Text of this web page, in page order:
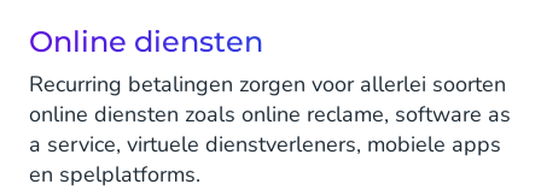
Online diensten
Recurring betalingen zorgen voor allerlei soorten
online diensten zoals online reclame, software as
a service, virtuele dienstverleners, mobiele apps
en spelplatforms.